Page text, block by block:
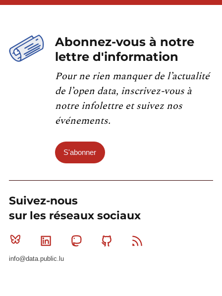
Abonnez-vous à notre
lettre d'information
Pour ne rien manquer de l’actualité
de l’open data, inscrivez-vous à
notre infolettre et suivez nos
événements.
S'abonner
Suivez-nous
sur les réseaux sociaux
Bluesky Linkedin MastodonGithub
info@data.public.lu